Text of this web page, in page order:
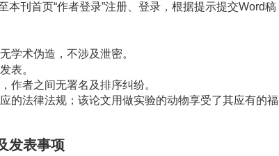
本刊首页“作者登录”注册、登录，根据提示提交Word稿
学术伪造，不涉及泄密。
表。
作者之间无署名及排序纠纷。
的法律法规；该论文用做实验的动物享受了其应有的福
发表事项